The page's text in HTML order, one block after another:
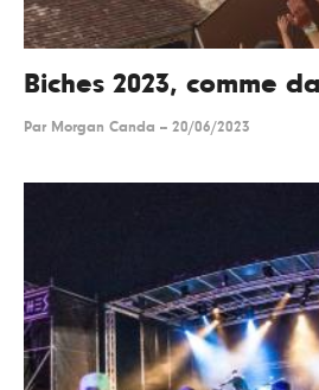
Biches 2023, comme
Par Morgan Canda -- 20/06/2023